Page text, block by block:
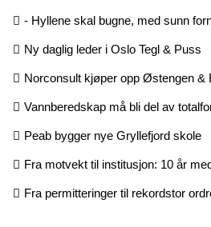
- Hyllene skal bugne, med sunn
Ny daglig leder i Oslo Tegl & Puss
Norconsult kjøper opp Østengen &
Vannberedskap må bli del av
Peab bygger nye Gryllefjord skole
Fra motvekt til institusjon: 10 år
Fra permitteringer til rekordstor